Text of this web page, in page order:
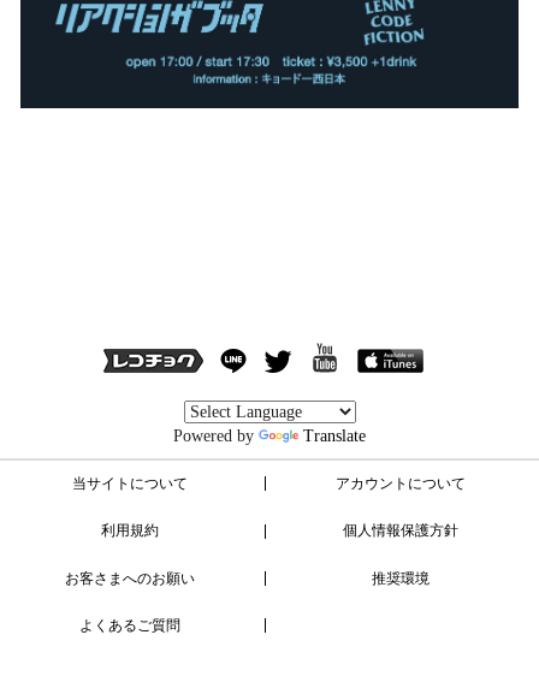
Powered by Translate
当サイトについて アカウントについて
利用規約 個人情報保護方針
お客さまへのお願い 推奨環境
よくあるご質問